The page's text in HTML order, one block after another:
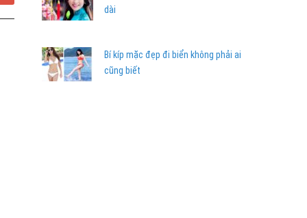
dài
Bí kíp mặc đẹp đi biển không phải ai
cũng biết